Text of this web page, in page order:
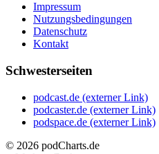
Impressum
Nutzungsbedingungen
Datenschutz
Kontakt
Schwesterseiten
podcast.de (externer Link)
podcaster.de (externer Link)
podspace.de (externer Link)
© 2026 podCharts.de